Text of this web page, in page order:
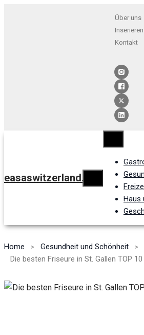
Über uns
Inserieren
Kontakt
easaswitzerland.ch
Haus
Home
Gesundheit und Schönheit
Die besten Friseure in St. Gallen TOP 10